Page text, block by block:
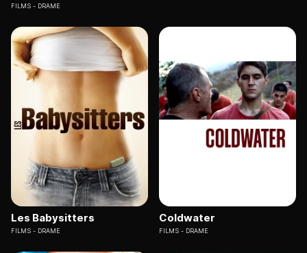
FILMS DRAME
Les Babysitters
FILMS DRAME
Coldwater
FILMS DRAME